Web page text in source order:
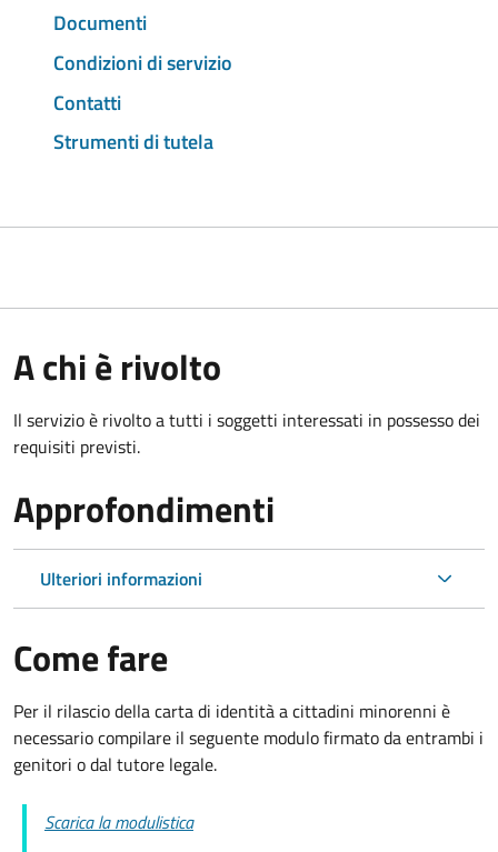
Documenti
Condizioni di servizio
Contatti
Strumenti di tutela
A chi è rivolto
Il servizio è rivolto a tutti i soggetti interessati in possesso dei
requisiti previsti.
Approfondimenti
Ulteriori informazioni
Come fare
Per il rilascio della carta di identità a cittadini minorenni è
necessario compilare il seguente modulo firmato da entrambi i
genitori o dal tutore legale.
Scarica la modulistica